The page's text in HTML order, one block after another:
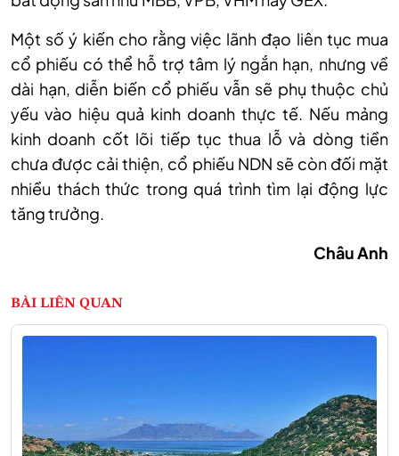
Một số ý kiến cho rằng việc lãnh đạo liên tục mua
cổ phiếu có thể hỗ trợ tâm lý ngắn hạn, nhưng về
dài hạn, diễn biến cổ phiếu vẫn sẽ phụ thuộc chủ
yếu vào hiệu quả kinh doanh thực tế. Nếu mảng
kinh doanh cốt lõi tiếp tục thua lỗ và dòng tiền
chưa được cải thiện, cổ phiếu NDN sẽ còn đối mặt
nhiều thách thức trong quá trình tìm lại động lực
tăng trưởng.
Châu Anh
BÀI LIÊN QUAN